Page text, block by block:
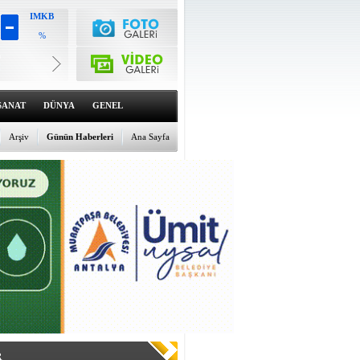
IMKB
%
6533.16
%0.81
Dolar
47.6892
%0.13
Euro
54.9825
%-0.07
DÜNYA GENEL
Ana Sayfa
Günün Haberleri
Arşiv